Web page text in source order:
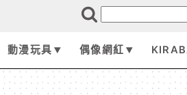
動漫玩具 偶像網紅